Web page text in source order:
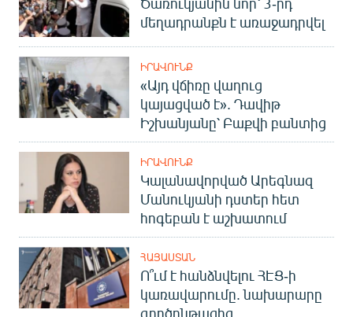
մեղադրանքն է առաջադրվել
ԻՐԱՎՈՒՆՔ
«Այդ վճիռը վաղուց
կայացված է». Դավիթ
Իշխանյանը՝ Բաքվի բանտից
ԻՐԱՎՈՒՆՔ
Կալանավորված Արեգնազ
Մանուկյանի դստեր հետ
հոգեբան է աշխատում
ՀԱՅԱՍՏԱՆ
Ո՞ւմ է հանձնվելու ՀԷՑ-ի
կառավարումը. նախարարը
գործընթացից